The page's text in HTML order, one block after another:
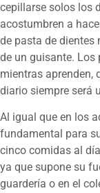
cepillarse solos los
acostumbren a
de pasta de dientes
de un guisante. Los
mientras aprenden,
diario siempre será
Al igual que en los
fundamental para
cinco comidas al
ya que supone su
guardería o en el